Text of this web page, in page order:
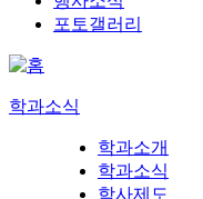
포토갤러리
학과소식
학과소개
학과소식
학사제도